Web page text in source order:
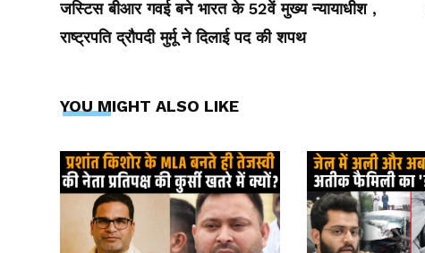
जस्टिस बीआर गवई बने भारत के 52वें मुख्य न्यायाधीश ,
राष्ट्रपति द्रौपदी मुर्मू ने दिलाई पद की शपथ
YOU MIGHT ALSO LIKE